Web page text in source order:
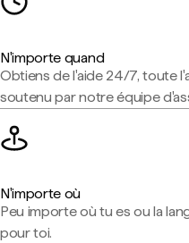
N'importe quand
Obtiens de l'aide 24/7, toute
soutenu par notre équipe
N'importe où
Peu importe où tu es ou la
pour toi.